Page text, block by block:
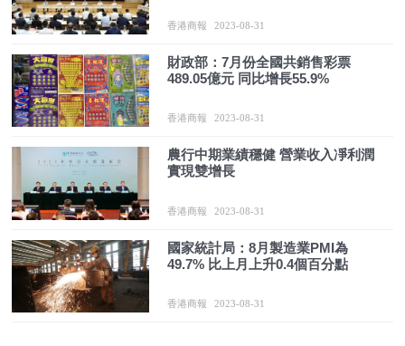
香港商報 2023-08-31
財政部：7月份全國共銷售彩票
489.05億元 同比增長55.9%
香港商報 2023-08-31
農行中期業績穩健 營業收入凈利潤
實現雙增長
香港商報 2023-08-31
國家統計局：8月製造業PMI為
49.7% 比上月上升0.4個百分點
香港商報 2023-08-31